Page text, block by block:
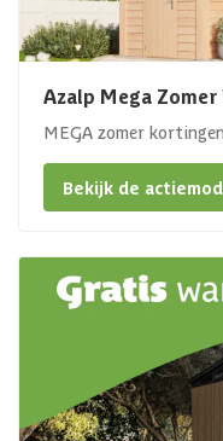
Azalp Mega Zomer
MEGA zomer
Bekijk de